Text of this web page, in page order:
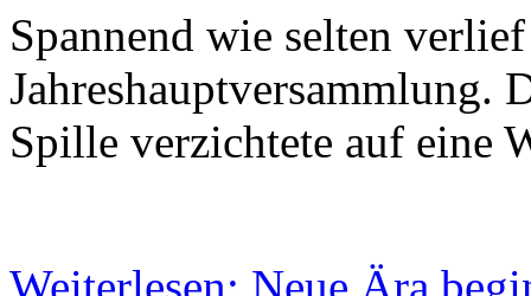
Spannend wie selten
Jahreshauptversammlung.
Spille verzichtete auf eine